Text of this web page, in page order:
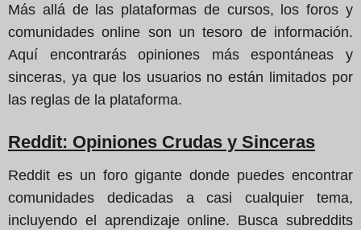
Más allá de las plataformas de cursos, los foros y
comunidades online son un tesoro de información.
Aquí encontrarás opiniones más espontáneas y
sinceras, ya que los usuarios no están limitados por
las reglas de la plataforma.
Reddit: Opiniones Crudas y Sinceras
Reddit es un foro gigante donde puedes encontrar
comunidades dedicadas a casi cualquier tema,
incluyendo el aprendizaje online. Busca subreddits